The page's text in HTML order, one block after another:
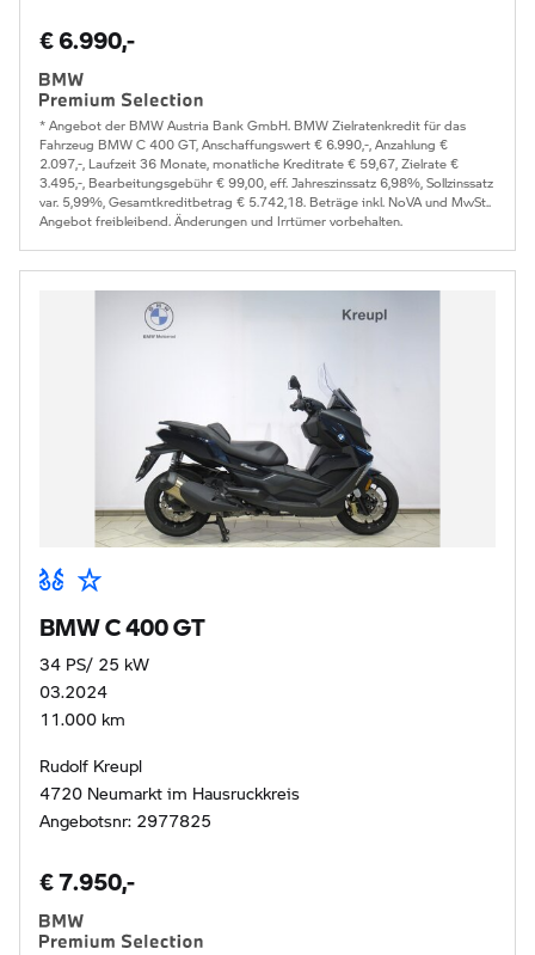
€ 6.990,-
* Angebot der BMW Austria Bank GmbH. BMW Zielratenkredit für das
Fahrzeug BMW C 400 GT, Anschaffungswert € 6.990,-, Anzahlung €
2.097,-, Laufzeit 36 Monate, monatliche Kreditrate € 59,67, Zielrate €
3.495,-, Bearbeitungsgebühr € 99,00, eff. Jahreszinssatz 6,98%, Sollzinssatz
var. 5,99%, Gesamtkreditbetrag € 5.742,18. Beträge inkl. NoVA und MwSt..
Angebot freibleibend. Änderungen und Irrtümer vorbehalten.
BMW C 400 GT
34 PS/ 25 kW
03.2024
11.000 km
Rudolf Kreupl
4720 Neumarkt im Hausruckkreis
Angebotsnr: 2977825
€ 7.950,-